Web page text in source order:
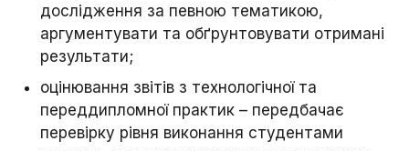
дослідження за певною тематикою,
аргументувати та обґрунтовувати отримані
результати;
оцінювання звітів з технологічної та
переддипломної практик – передбачає
перевірку рівня виконання студентами